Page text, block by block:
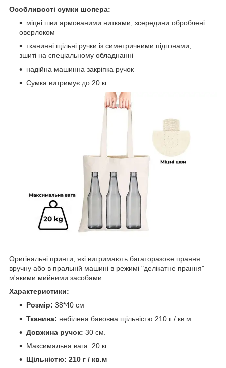
Особливості сумки шопера:
міцні шви армованими нитками, зсередини оброблені
оверлоком
тканинні щільні ручки із симетричними підгонами,
зшиті на спеціальному обладнанні
надійна машинна закріпка ручок
Сумка витримує до 20 кг.
Оригінальні принти, які витримають багаторазове прання
вручну або в пральній машині в режимі "делікатне прання"
м'якими мийними засобами.
Характеристики:
Розмір: 38*40 см
Тканина: небілена бавовна щільністю 210 г / кв.м.
Довжина ручок: 30 см.
Максимальна вага: 20 кг.
Щільністю: 210 г / кв.м